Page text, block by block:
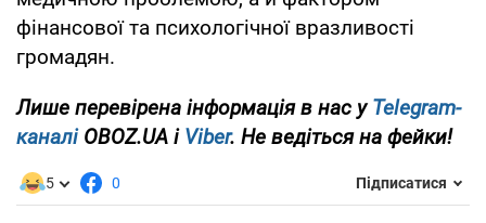
фінансової та психологічної вразливості
громадян.
Лише перевірена інформація в нас уTelegram-
каналіOBOZ.UA і Viber. Не ведіться на фейки!
5 0 Підписатися